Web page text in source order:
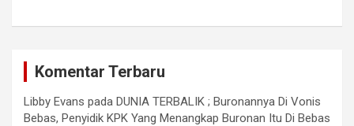
Komentar Terbaru
Libby Evans pada DUNIA TERBALIK ; Buronannya Di Vonis
Bebas, Penyidik KPK Yang Menangkap Buronan Itu Di Bebas